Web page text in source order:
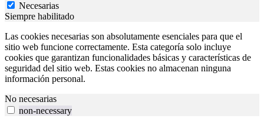
Necesarias
Siempre habilitado
Las cookies necesarias son absolutamente esenciales para que el
sitio web funcione correctamente. Esta categoría solo incluye
cookies que garantizan funcionalidades básicas y características de
seguridad del sitio web. Estas cookies no almacenan ninguna
información personal.
No necesarias
non-necessary